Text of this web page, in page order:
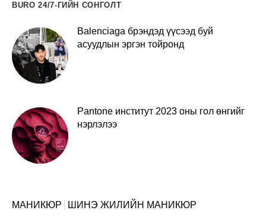
BURO 24/7-ГИЙН СОНГОЛТ
Balenciaga брэндэд үүсээд буй
асуудлын эргэн тойронд
Pantone институт 2023 оны гол өнгийг
нэрлэлээ
МАНИКЮР ШИНЭ ЖИЛИЙН МАНИКЮР